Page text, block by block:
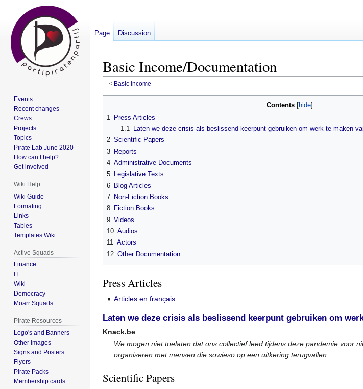
Basic Income/Documentation
< Basic Income
Contents
1 Press Articles
1.1
Laten we deze crisis als beslissend keerpunt gebruiken om werk te maken
2 Scientific Papers
3 Reports
4 Administrative Documents
5 Legislative Texts
6 Blog Articles
7 Non-Fiction Books
8 Fiction Books
9 Videos
10 Audios
11 Actors
12 Other Documentation
Press Articles
Articles en français
Laten we deze crisis als beslissend keerpunt gebruiken om
Knack.be
We mogen niet toelaten dat ons collectief leed tijdens deze pandemie voor
organiseren met mensen die sowieso op een uitkering terugvallen.
Scientific Papers
Page Discussion
Events
Recent changes
Crews
Projects
Topics
Pirate Lab June 2020
How can I help?
Get involved
Wiki Help
Wiki Guide
Formating
Links
Tables
Templates Wiki
Active Squads
Finance
IT
Wiki
Democracy
Moarr Squads
Pirate Resources
Logo's and Banners
Other Images
Signs and Posters
Flyers
Pirate Packs
Membership cards